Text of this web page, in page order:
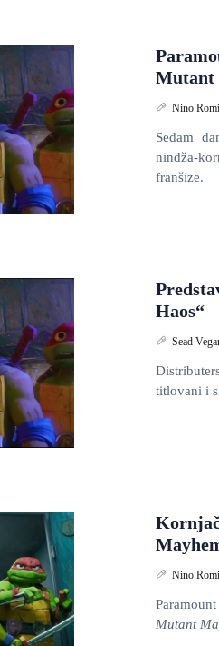
Mutant
Nino
Sedam
nindža-
franšize.
Haos“
Sead
titlovani i
Nino
Mutant